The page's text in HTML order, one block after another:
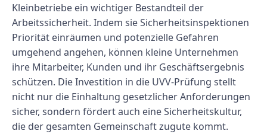
Kleinbetriebe ein wichtiger Bestandteil der
Arbeitssicherheit. Indem sie Sicherheitsinspektionen
Priorität einräumen und potenzielle Gefahren
umgehend angehen, können kleine Unternehmen
ihre Mitarbeiter, Kunden und ihr Geschäftsergebnis
schützen. Die Investition in die UVV-Prüfung stellt
nicht nur die Einhaltung gesetzlicher Anforderungen
sicher, sondern fördert auch eine Sicherheitskultur,
die der gesamten Gemeinschaft zugute kommt.